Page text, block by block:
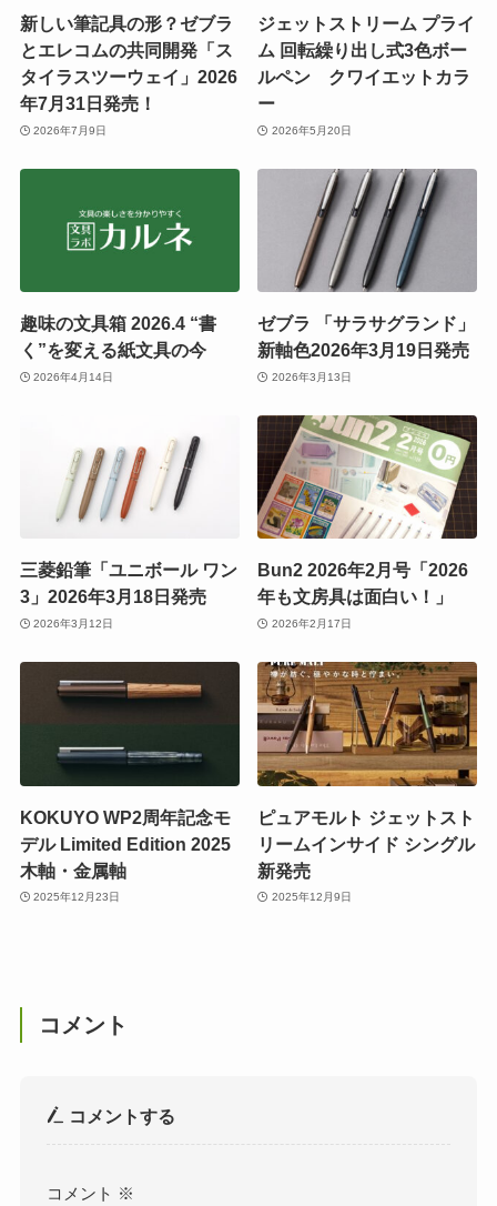
新しい筆記具の形？ゼブラ
とエレコムの共同開発「ス
タイラスツーウェイ」2026
年7月31日発売！
2026年7月9日
ジェットストリーム プライ
ム 回転繰り出し式3色ボー
ルペン クワイエットカラ
ー
2026年5月20日
趣味の文具箱 2026.4 “書
く”を変える紙文具の今
2026年4月14日
ゼブラ 「サラサグランド」
新軸色2026年3月19日発売
2026年3月13日
三菱鉛筆「ユニボール ワン
3」2026年3月18日発売
2026年3月12日
Bun2 2026年2月号「2026
年も文房具は面白い！」
2026年2月17日
KOKUYO WP2周年記念モ
デル Limited Edition 2025
木軸・金属軸
2025年12月23日
ピュアモルト ジェットスト
リームインサイド シングル
新発売
2025年12月9日
コメント
コメントする
コメント ※